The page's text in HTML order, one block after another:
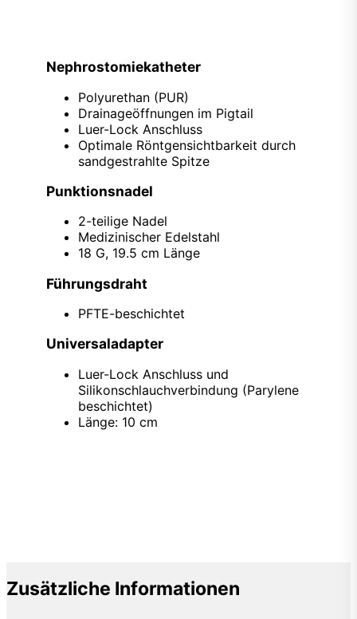
Nephrostomiekatheter
Polyurethan (PUR)
Drainageöffnungen im Pigtail
Luer-Lock Anschluss
Optimale Röntgensichtbarkeit durch
sandgestrahlte Spitze
Punktionsnadel
2-teilige Nadel
Medizinischer Edelstahl
18 G, 19.5 cm Länge
Führungsdraht
PFTE-beschichtet
Universaladapter
Luer-Lock Anschluss und
Silikonschlauchverbindung (Parylene
beschichtet)
Länge: 10 cm
Zusätzliche Informationen